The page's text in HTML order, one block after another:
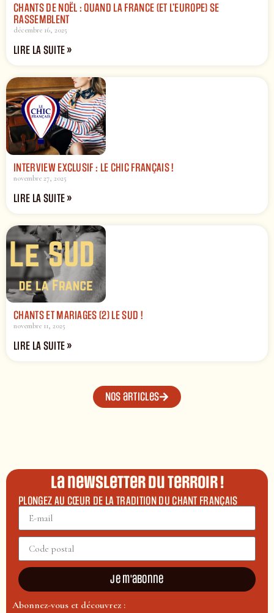
CHANTS DE NOËL : QUAND LA FRANCE (ET L’EUROPE) SE
RASSEMBLENT
décembre 16, 2025
LIRE LA SUITE »
INTERVIEW EXCLUSIF : LE CHIC FRANÇAIS !
novembre 27, 2025
LIRE LA SUITE »
CHANTS ET MARIAGES (2) LE SUD !
novembre 11, 2025
LIRE LA SUITE »
Nos articles
La newsletter du terroir !
PLONGEZ AU CŒUR DE LA TRADITION DU CHANT FRANÇAIS
Je m'abonne
Abonnez-vous et découvrez :